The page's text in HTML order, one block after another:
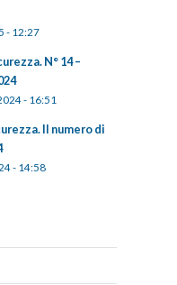
- 12:27
N° 14 –
- 16:51
Il numero di
- 14:58